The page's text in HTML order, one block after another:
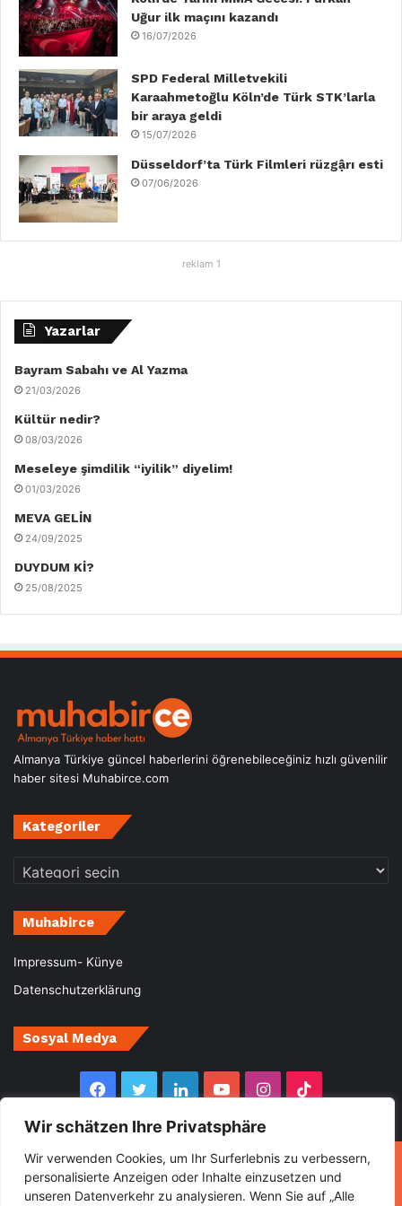
Wir schätzen Ihre Privatsphäre
Wir verwenden Cookies, um Ihr Surferlebnis zu verbessern,
personalisierte Anzeigen oder Inhalte einzusetzen und
unseren Datenverkehr zu analysieren. Wenn Sie auf „Alle
Uğur ilk maçını kazandı
16/07/2026
SPD Federal Milletvekili
Karaahmetoğlu Köln’de Türk STK’larla
bir araya geldi
15/07/2026
Düsseldorf’ta Türk Filmleri rüzgậrı esti
07/06/2026
reklam 1
Yazarlar
Bayram Sabahı ve Al Yazma
21/03/2026
Kültür nedir?
08/03/2026
Meseleye şimdilik “iyilik” diyelim!
01/03/2026
MEVA GELİN
24/09/2025
DUYDUM Kİ?
25/08/2025
Almanya Türkiye güncel haberlerini öğrenebileceğiniz hızlı güvenilir
haber sitesi Muhabirce.com
Kategoriler
Kategoriler
Muhabirce
Impressum- Künye
Datenschutzerklärung
Sosyal Medya
Facebook
TwitterLinkedInYouTubeInstagram
© Copyright 2026, All Rights Reserved Muhabirce
Ana Sayfa
Haberler Ekonomi Gurbette Bir Ömür